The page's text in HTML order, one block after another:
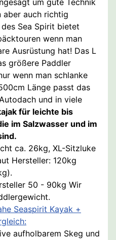
um gute Technik
aber auch richtig
Sea Spirit bietet
wenn man
Ausrüstung hat! Das L
größere Paddler
wenn man schlanke
Länge passt das
und in viele
für leichte bis
im Salzwasser und im
ca. 26kg, XL-Sitzluke
Hersteller: 120kg
50 - 90kg Wir
Seaspirit Kayak +
aufholbarem Skeg und